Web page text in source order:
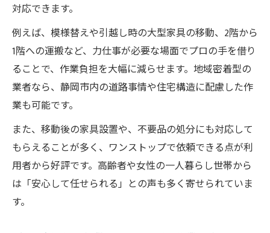
対応できます。
例えば、模様替えや引越し時の大型家具の移動、2階から
1階への運搬など、力仕事が必要な場面でプロの手を借り
ることで、作業負担を大幅に減らせます。地域密着型の
業者なら、静岡市内の道路事情や住宅構造に配慮した作
業も可能です。
また、移動後の家具設置や、不要品の処分にも対応して
もらえることが多く、ワンストップで依頼できる点が利
用者から好評です。高齢者や女性の一人暮らし世帯から
は「安心して任せられる」との声も多く寄せられていま
す。